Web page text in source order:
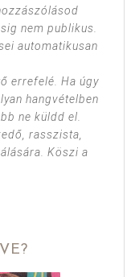
nem publikus.
automatikusan
errefelé. Ha úgy
hangvételben
ne küldd el.
rasszista,
Köszi a